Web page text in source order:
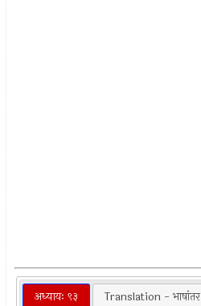
अध्यायः ९३ Translation - भाषांतर